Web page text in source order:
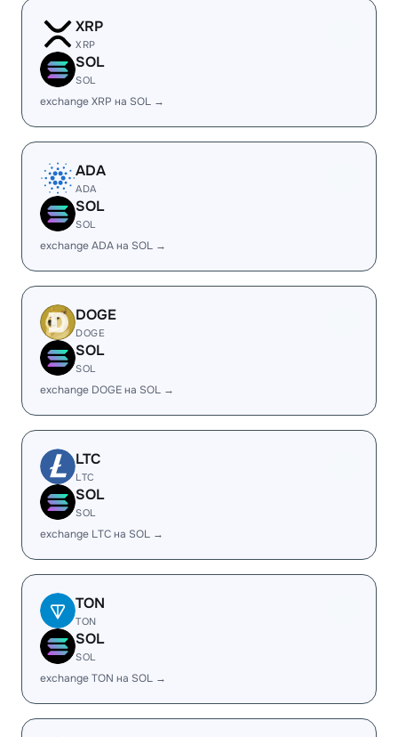
XRP
XRP
SOL
SOL
exchange XRP на SOL →
ADA
ADA
SOL
SOL
exchange ADA на SOL →
DOGE
DOGE
SOL
SOL
exchange DOGE на SOL →
LTC
LTC
SOL
SOL
exchange LTC на SOL →
TON
TON
SOL
SOL
exchange TON на SOL →